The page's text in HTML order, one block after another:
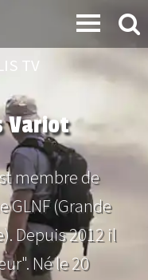
TV
Variot
membre de
(Grande
Depuis 2012 il
Né le 20